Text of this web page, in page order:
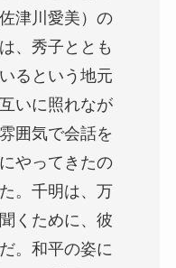
津川愛美）の
、秀子ととも
るという地元
いに照れなが
囲気で会話を
やってきたの
。千明は、万
くために、彼
。和平の姿に